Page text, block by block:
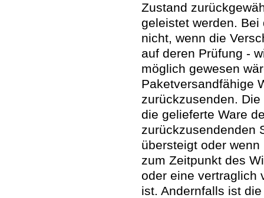
Zustand
geleistet werden.
nicht, wenn die
auf deren Prüfung -
möglich gewesen
Paketversandfähige
zurückzusenden.
die gelieferte Ware
zurückzusendenden
übersteigt oder
zum Zeitpunkt des
oder eine vertraglich
ist. Andernfalls ist